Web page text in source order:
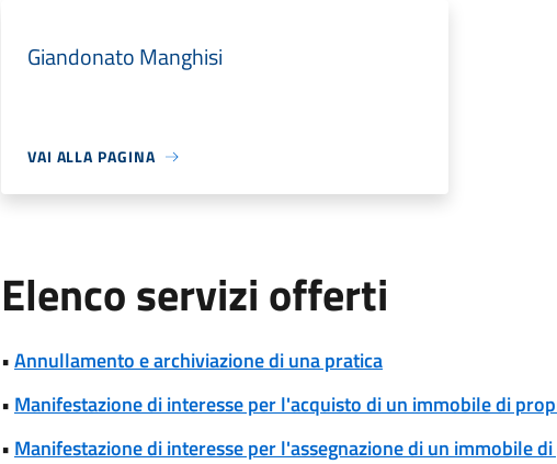
Giandonato Manghisi
VAI ALLA PAGINA
Elenco servizi offerti
•Annullamento e archiviazione di una pratica
• Manifestazione di interesse per l'acquisto di un immobile di
• Manifestazione di interesse per l'assegnazione di un immobile